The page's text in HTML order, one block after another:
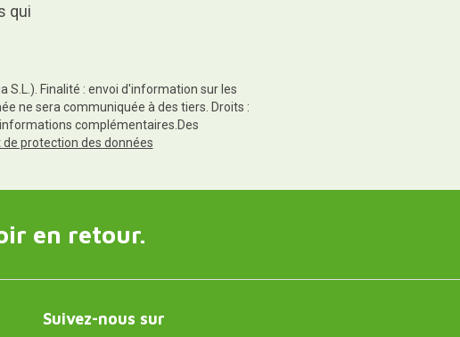
qui
S.L.). Finalité : envoi d'information sur les
ne sera communiquée à des tiers. Droits :
complémentaires.Des
protection des données
en retour.
Suivez-nous sur